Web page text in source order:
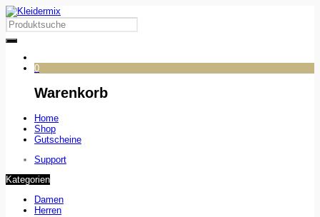
0
Warenkorb
Home
Shop
Gutscheine
Support
Kategorien
Damen
Herren